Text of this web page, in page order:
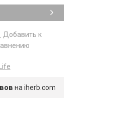
Добавить к
на iherb.com